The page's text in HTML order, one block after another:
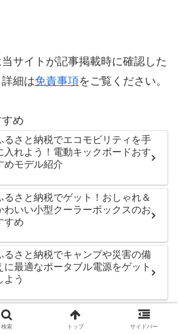
サイトが記事掲載時に確認した
細は免責事項をご覧ください。
め
るさと納税でエコモビリティを手
入れよう！電動キックボードおす
めモデル紹介
るさと納税でゲット！おしゃれ＆
わいい小型クーラーボックスのお
すめ
るさと納税でキャンプや災害の備
に最適なポータブル電源をゲット
よう
ふるさと納税イワタニカセットコン
ロ特集！おすすめ返礼品一覧
検索 トップ サイドバー